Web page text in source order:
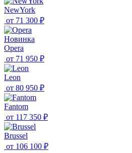
NewYork
от 71 300 ₽
Новинка
Opera
от 71 950 ₽
Leon
от 80 950 ₽
Fantom
от 117 350 ₽
Brussel
от 106 100 ₽